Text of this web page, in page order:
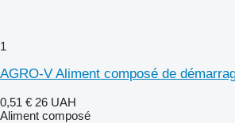
1
AGRO-V Aliment composé de
0,51 € 26 UAH
Aliment composé